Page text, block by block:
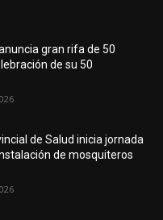
gran rifa de 50
de su 50
de Salud inicia jornada
de mosquiteros